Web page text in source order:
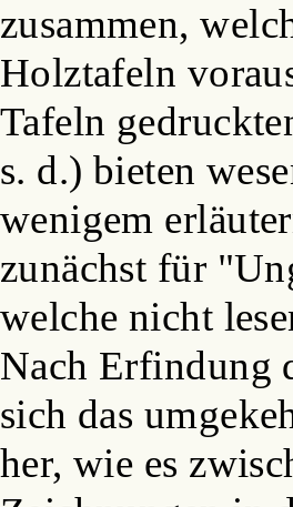
zusammen,
Holztafeln
Tafeln
s. d.) bieten
wenigem
zunächst für
welche nicht
Nach Erfindung
sich das
her, wie es